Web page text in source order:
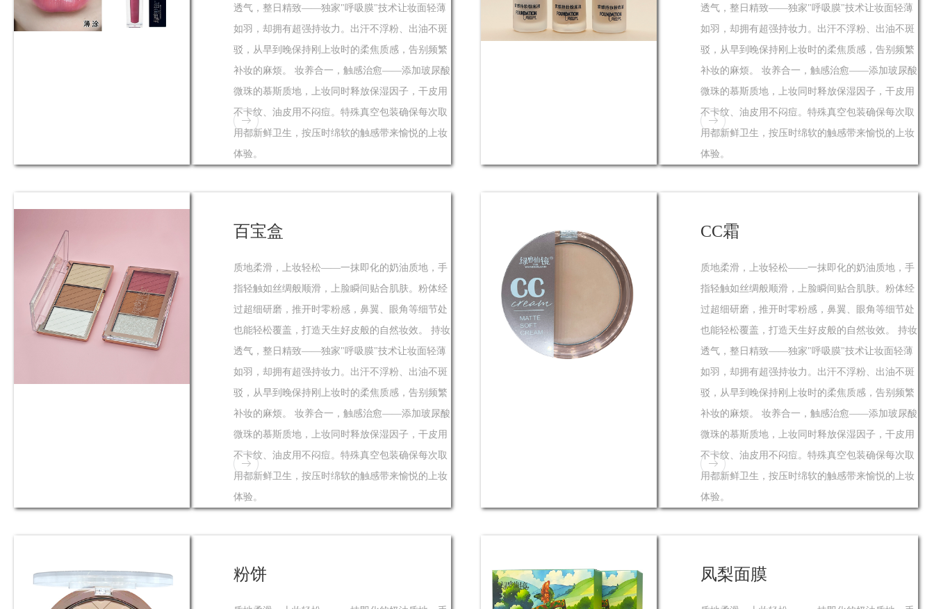
透气，整日精致——独家"呼吸膜"技术让妆面轻薄
如羽，却拥有超强持妆力。出汗不浮粉、出油不斑
驳，从早到晚保持刚上妆时的柔焦质感，告别频繁
补妆的麻烦。 妆养合一，触感治愈——添加玻尿酸
微珠的慕斯质地，上妆同时释放保湿因子，干皮用
不卡纹、油皮用不闷痘。特殊真空包装确保每次取
用都新鲜卫生，按压时绵软的触感带来愉悦的上妆
体验。
透气，整日精致——独家"呼吸膜"技术让妆面轻薄
如羽，却拥有超强持妆力。出汗不浮粉、出油不斑
驳，从早到晚保持刚上妆时的柔焦质感，告别频繁
补妆的麻烦。 妆养合一，触感治愈——添加玻尿酸
微珠的慕斯质地，上妆同时释放保湿因子，干皮用
不卡纹、油皮用不闷痘。特殊真空包装确保每次取
用都新鲜卫生，按压时绵软的触感带来愉悦的上妆
体验。
百宝盒
质地柔滑，上妆轻松——一抹即化的奶油质地，手
指轻触如丝绸般顺滑，上脸瞬间贴合肌肤。粉体经
过超细研磨，推开时零粉感，鼻翼、眼角等细节处
也能轻松覆盖，打造天生好皮般的自然妆效。 持妆
透气，整日精致——独家"呼吸膜"技术让妆面轻薄
如羽，却拥有超强持妆力。出汗不浮粉、出油不斑
驳，从早到晚保持刚上妆时的柔焦质感，告别频繁
补妆的麻烦。 妆养合一，触感治愈——添加玻尿酸
微珠的慕斯质地，上妆同时释放保湿因子，干皮用
不卡纹、油皮用不闷痘。特殊真空包装确保每次取
用都新鲜卫生，按压时绵软的触感带来愉悦的上妆
体验。
CC霜
质地柔滑，上妆轻松——一抹即化的奶油质地，手
指轻触如丝绸般顺滑，上脸瞬间贴合肌肤。粉体经
过超细研磨，推开时零粉感，鼻翼、眼角等细节处
也能轻松覆盖，打造天生好皮般的自然妆效。 持妆
透气，整日精致——独家"呼吸膜"技术让妆面轻薄
如羽，却拥有超强持妆力。出汗不浮粉、出油不斑
驳，从早到晚保持刚上妆时的柔焦质感，告别频繁
补妆的麻烦。 妆养合一，触感治愈——添加玻尿酸
微珠的慕斯质地，上妆同时释放保湿因子，干皮用
不卡纹、油皮用不闷痘。特殊真空包装确保每次取
用都新鲜卫生，按压时绵软的触感带来愉悦的上妆
体验。
粉饼 凤梨面膜